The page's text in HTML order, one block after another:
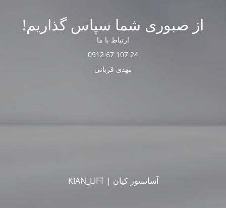
از صبوری شما سپاس گذاریم!
ارتباط با ما
24 107 67 0912
مهدی قربانی
آسانسور کیان | KIAN_LIFT